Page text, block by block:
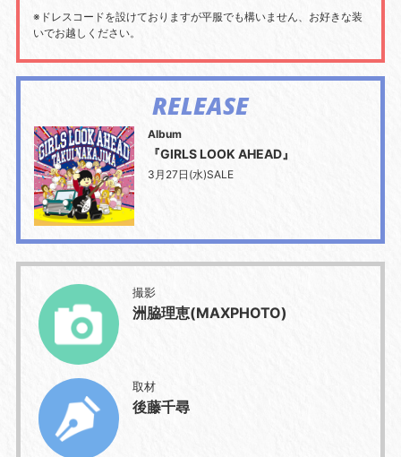
※ドレスコードを設けておりますが平服でも構いません、お好きな装
いでお越しください。
RELEASE
Album
『GIRLS LOOK AHEAD』
3月27日(水)SALE
撮影
洲脇理恵(MAXPHOTO)
取材
後藤千尋